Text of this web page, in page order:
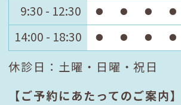
9:30 - 12:30 ● ● ● ●
14:00 - 18:30 ● ● ● ●
休診日：土曜・日曜・祝日
【ご予約にあたってのご案内】